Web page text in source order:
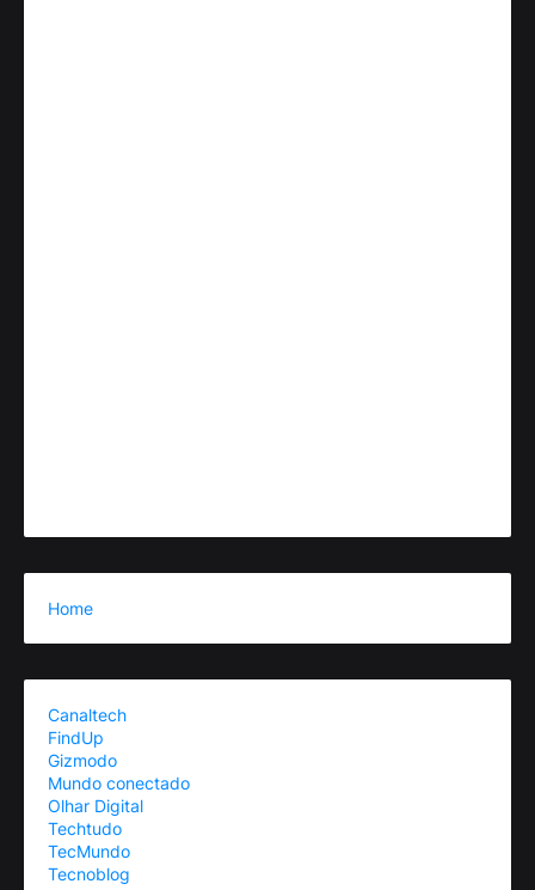
Home
Canaltech
FindUp
Gizmodo
Mundo conectado
Olhar Digital
Techtudo
TecMundo
Tecnoblog